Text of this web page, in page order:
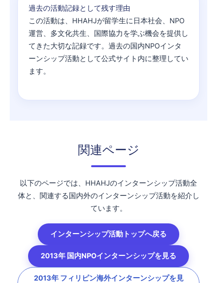
過去の活動記録として残す理由
この活動は、HHAHJが留学生に日本社会、NPO
運営、多文化共生、国際協力を学ぶ機会を提供し
てきた大切な記録です。過去の国内NPOインタ
ーンシップ活動として公式サイト内に整理してい
ます。
関連ページ
以下のページでは、HHAHJのインターンシップ活動全
体と、関連する国内外のインターンシップ活動を紹介し
ています。
インターンシップ活動トップへ戻る
2013年 国内NPOインターンシップを見る
2013年 フィリピン海外インターンシップを見